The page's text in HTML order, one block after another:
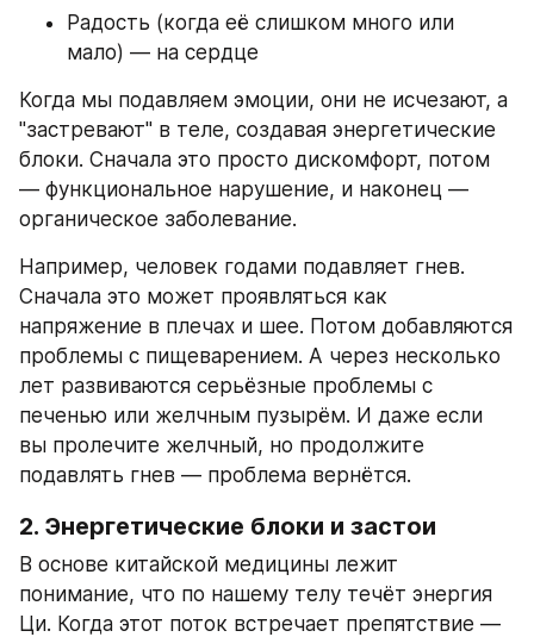
Радость (когда её слишком много или
мало) — на сердце
Когда мы подавляем эмоции, они не исчезают, а
"застревают" в теле, создавая энергетические
блоки. Сначала это просто дискомфорт, потом
— функциональное нарушение, и наконец —
органическое заболевание.
Например, человек годами подавляет гнев.
Сначала это может проявляться как
напряжение в плечах и шее. Потом добавляются
проблемы с пищеварением. А через несколько
лет развиваются серьёзные проблемы с
печенью или желчным пузырём. И даже если
вы пролечите желчный, но продолжите
подавлять гнев — проблема вернётся.
2. Энергетические блоки и застои
В основе китайской медицины лежит
понимание, что по нашему телу течёт энергия
Ци. Когда этот поток встречает препятствие —